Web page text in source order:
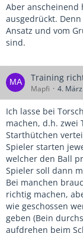
Aber anscheinend
ausgedrückt.
Ansatz und vom
sind.
Training
Mapfi 4.
Ich lasse bei
machen, d.h. zwei
Starthütchen
Spieler starten
welcher den Ball
Spieler soll dann
Bei manchen
richtig machen,
wie geschossen
geben (Bein
aufdrehen beim